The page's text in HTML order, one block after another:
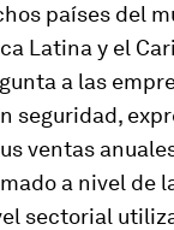
países del
Latina y el
a las
seguridad,
ventas
a nivel de
sectorial